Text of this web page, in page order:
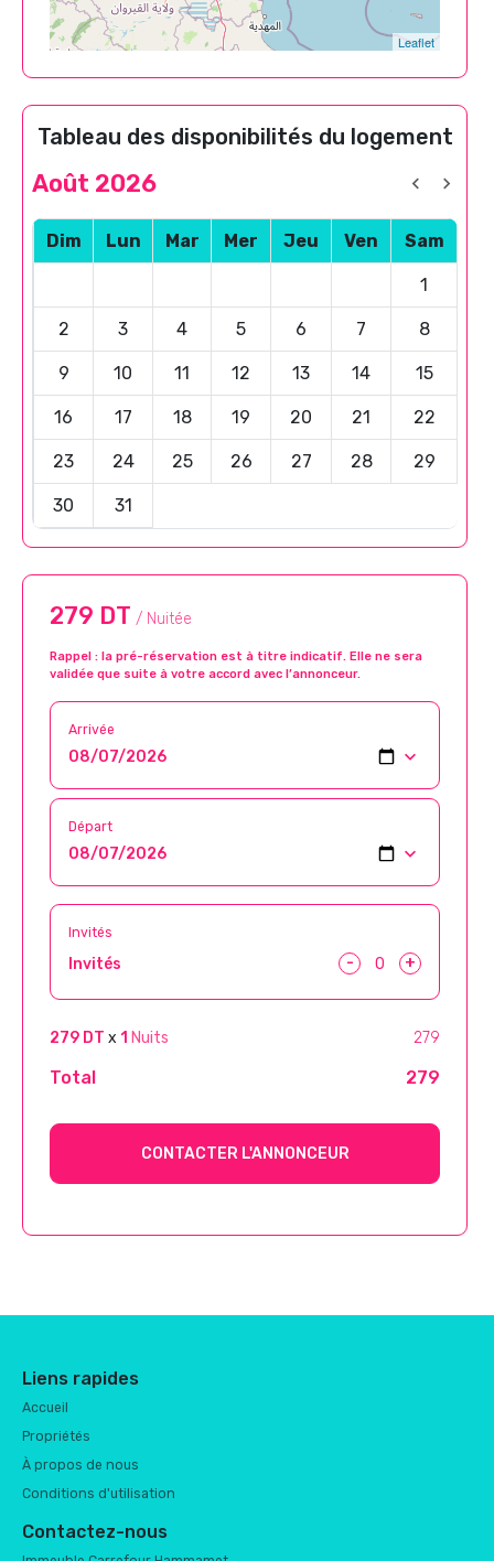
Leaflet
Tableau des disponibilités du logement
Août 2026
Dim Lun Mar Mer Jeu Ven Sam
1
2 3 4 5 6 7 8
9 10 11 12 13 14 15
16 17 18 19 20 21 22
23 24 25 26 27 28 29
30 31
279 DT / Nuitée
Rappel : la pré-réservation est à titre indicatif. Elle ne sera
validée que suite à votre accord avec l’annonceur.
Arrivée
Départ
Invités
Invités - +
279 DT x 1 Nuits 279
Total 279
CONTACTER L'ANNONCEUR
Liens rapides
Accueil
Propriétés
À propos de nous
Conditions d'utilisation
Contactez-nous